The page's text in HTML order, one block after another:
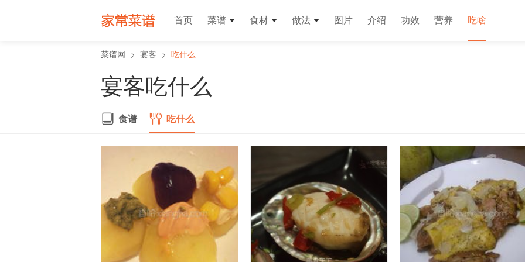
首页 菜谱 食材 做法 图片 介绍 功效 营养 吃啥
菜谱网 宴客 吃什么
宴客吃什么
食谱 吃什么